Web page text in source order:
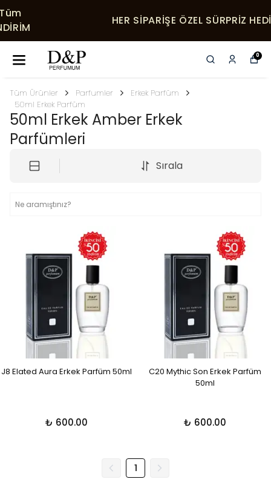
HER SIPARIŞE ÖZEL SÜRPRIZ HEDIYELER
0
Tüm Ürünler Parfumler
Erkek Parfüm
50ml Erkek Parfüm
50ml Erkek Amber Erkek
Parfümleri
Sırala
J8 Elated Aura Erkek Parfüm 50ml
₺ 600.00
C20 Mythic Son Erkek Parfüm
50ml
₺ 600.00
1